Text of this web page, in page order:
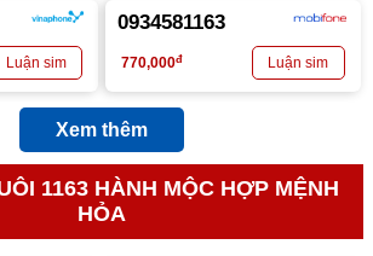
0934581163
770,000đ
Xem thêm
1163 HÀNH MỘC HỢP MỆNH
HỎA